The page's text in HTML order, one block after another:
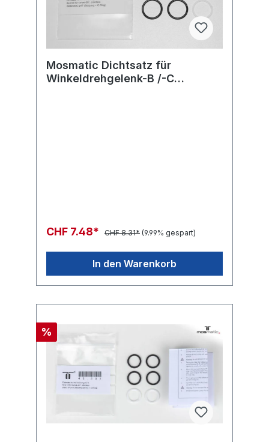
Mosmatic Dichtsatz für
Winkeldrehgelenk-B /-C
CHF 7.48* CHF 8.31* (9.99% gespart)
In den Warenkorb
%